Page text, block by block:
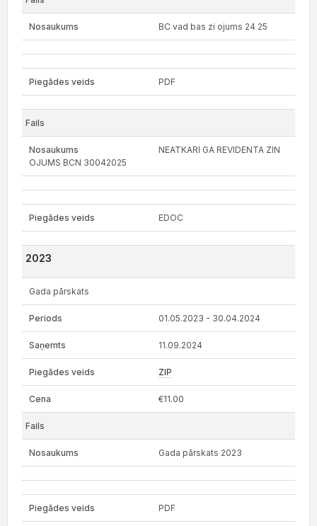
BC vad bas zi ojums 24 25
PDF
NEATKARI GA REVIDENTA ZIN
OJUMS BCN 30042025
EDOC
2023
Gada pārskats
01.05.2023 - 30.04.2024
11.09.2024
ZIP
€11.00
Gada pārskats 2023
PDF